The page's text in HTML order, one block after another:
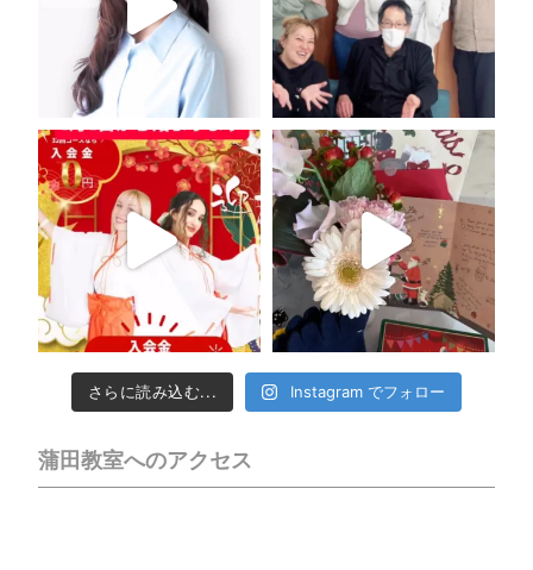
さらに読み込む... Instagram でフォロー
蒲田教室へのアクセス